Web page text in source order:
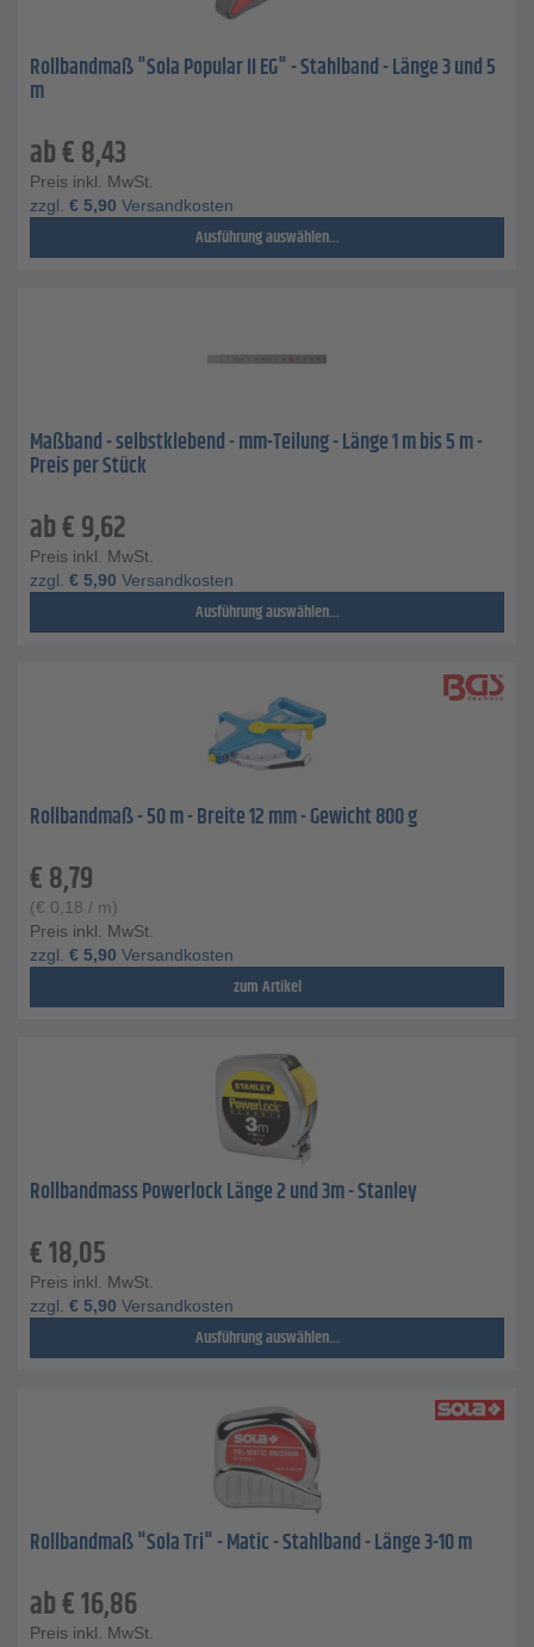
Rollbandmaß "Sola Popular II EG" - Stahlband - Länge 3 und 5
m
ab€8,43
Preis inkl. MwSt.
zzgl. € 5,90 Versandkosten
Ausführung auswählen...
Maßband - selbstklebend - mm-Teilung - Länge 1 m bis 5 m -
Preis per Stück
ab€9,62
Preis inkl. MwSt.
zzgl. € 5,90 Versandkosten
Ausführung auswählen...
Rollbandmaß - 50 m - Breite 12 mm - Gewicht 800 g
€8,79
(€ 0,18 / m)
Preis inkl. MwSt.
zzgl. € 5,90 Versandkosten
zum Artikel
Rollbandmass Powerlock Länge 2 und 3m - Stanley
€18,05
Preis inkl. MwSt.
zzgl. € 5,90 Versandkosten
Ausführung auswählen...
Rollbandmaß "Sola Tri" - Matic - Stahlband - Länge 3-10 m
ab€16,86
Preis inkl. MwSt.